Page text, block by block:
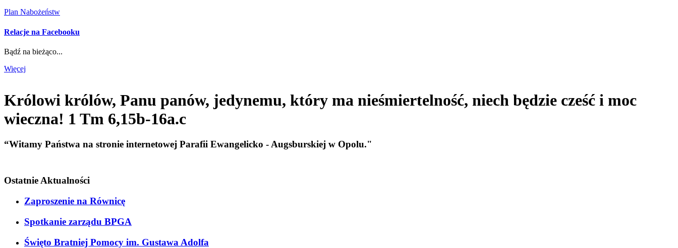
Plan Nabożeństw
Relacje na Facebooku
Bądź na bieżąco...
Więcej
Królowi królów, Panu panów, jedynemu, który ma nieśmiertelność, niech będzie cześć i moc
wieczna! 1 Tm 6,15b-16a.c
“Witamy Państwa na stronie internetowej Parafii Ewangelicko - Augsburskiej w Opolu."
Ostatnie Aktualności
Zaproszenie na Równicę
Spotkanie zarządu BPGA
Święto Bratniej Pomocy im. Gustawa Adolfa